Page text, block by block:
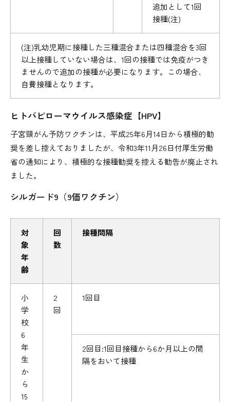
追加として1回
接種(注)
(注)乳幼児期に接種した三種混合または四種混合を3回
以上接種していない場合は、1回の接種では免疫がつき
ませんので追加の接種が必要になります。この場合、
自費接種となります。
ヒトパピローマウイルス感染症【HPV】
子宮頸がん予防ワクチンは、平成25年6月14日から積極的勧
奨を差し控えておりましたが、令和3年11月26日付厚生労働
省の通知により、積極的な接種勧奨を控える勧告が廃止され
ました。
シルガード9（9価ワクチン）
対
象
年
齢
回
数
接種間隔
小
学
校
6
年
生
か
ら
15
2
回
1回目
2回目:1回目接種から6か月以上の間
隔をおいて接種